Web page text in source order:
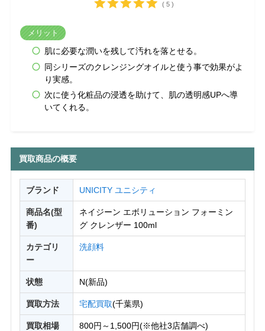
( 5 )
メリット
肌に必要な潤いを残して汚れを落とせる。
同シリーズのクレンジングオイルと使う事で効果がよ
り実感。
次に使う化粧品の浸透を助けて、肌の透明感UPへ導
いてくれる。
買取商品の概要
ブランド UNICITY ユニシティ
商品名(型
番)
ネイジーン エボリューション フォーミン
グ クレンザー 100ml
カテゴリ
ー
洗顔料
状態 N(新品)
買取方法 宅配買取(千葉県)
買取相場 800円～1,500円(※他社3店舗調べ)